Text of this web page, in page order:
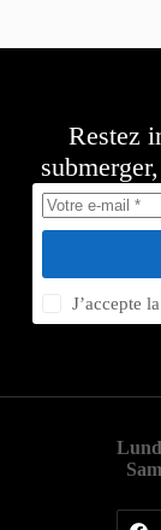
Restez
J’accepte